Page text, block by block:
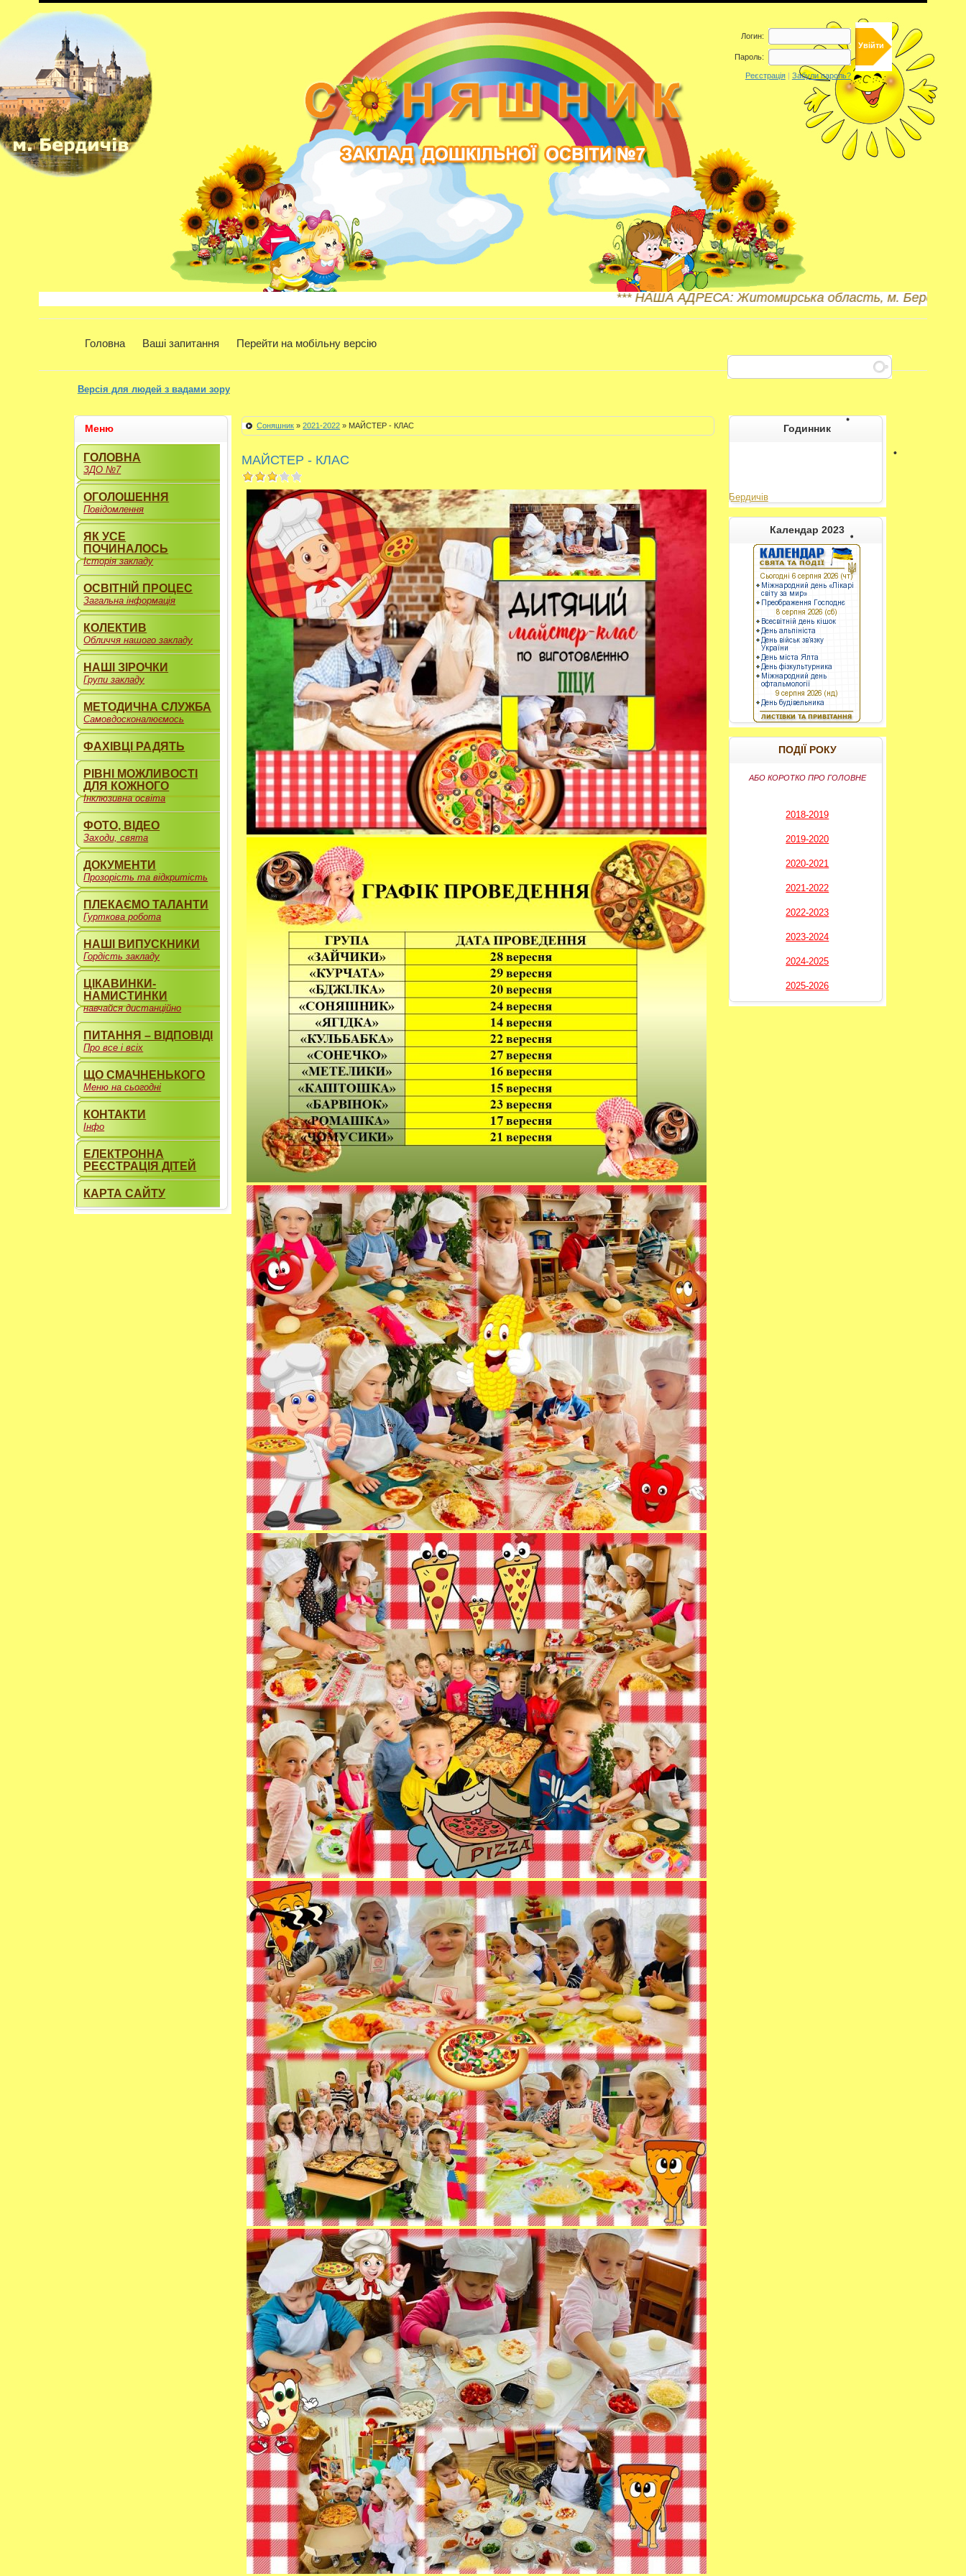
Логин:
Пароль:
Реєстрація| Забули пароль?
*** НАША АДРЕСА: Житомирська область, м. Бердичів, вул.
Головна Ваші запитання Перейти на мобільну версію
Версія для людей з вадами зору
Соняшник »2021-2022 » МАЙСТЕР - КЛАС
МАЙСТЕР - КЛАС
Годинник
Бердичів
Календар 2023
ПОДІЇ РОКУ
АБО КОРОТКО ПРО ГОЛОВНЕ
2018-2019
2019-2020
2020-2021
2021-2022
2022-2023
2023-2024
2024-2025
2025-2026
Меню
ГОЛОВНА
ЗДО №7
ОГОЛОШЕННЯ
Повідомлення
ЯК УСЕ
ПОЧИНАЛОСЬ
Історія закладу
ОСВІТНІЙ ПРОЦЕС
Загальна інформація
КОЛЕКТИВ
Обличчя нашого закладу
НАШІ ЗІРОЧКИ
Групи закладу
МЕТОДИЧНА СЛУЖБА
Самовдосконалюємось
ФАХІВЦІ РАДЯТЬ
РІВНІ МОЖЛИВОСТІ
ДЛЯ КОЖНОГО
Інклюзивна освіта
ФОТО, ВІДЕО
Заходи, свята
ДОКУМЕНТИ
Прозорість та відкритість
ПЛЕКАЄМО ТАЛАНТИ
Гурткова робота
НАШІ ВИПУСКНИКИ
Гордість закладу
ЦІКАВИНКИ-
НАМИСТИНКИ
навчайся дистанційно
ПИТАННЯ – ВІДПОВІДІ
Про все і всіх
ЩО СМАЧНЕНЬКОГО
Меню на сьогодні
КОНТАКТИ
Інфо
ЕЛЕКТРОННА
РЕЄСТРАЦІЯ ДІТЕЙ
КАРТА САЙТУ